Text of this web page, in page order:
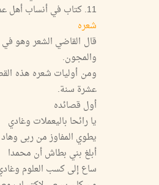
11. كتاب في أنساب أهل عمان ألفه بالاشتراك مع بعض أشياخ العلم.
شعره
قال القاضي الشعر وهو في
والمجون.
ومن أوليات شعره هذه
عشرة سنة.
أول قصائده
يا رائحا باليعملات وغادي
يطوي المفاوز من ربى وهاد
أبلغ بني بطاش أن محمدا
ساع إلى كسب العلوم